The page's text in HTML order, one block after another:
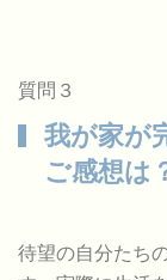
質問３
我が家が
ご感想は
待望の自分たち